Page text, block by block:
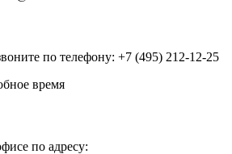
по телефону: +7 (495) 212-12-25
время
по адресу: